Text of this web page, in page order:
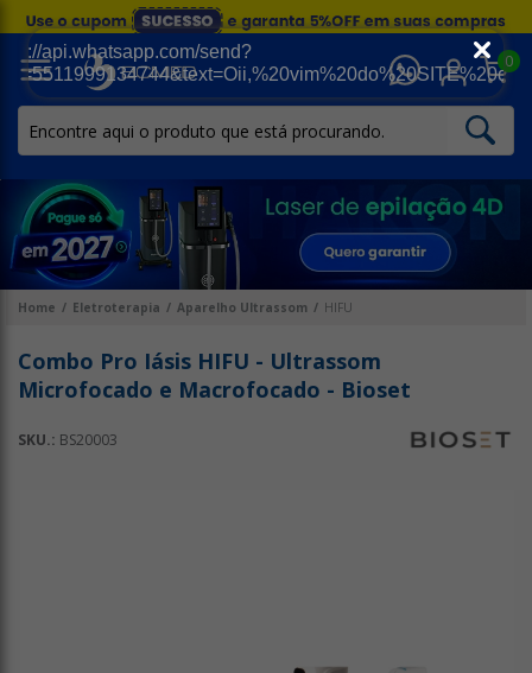
0
Home Eletroterapia Aparelho Ultrassom HIFU
Combo Pro Iásis HIFU - Ultrassom
Microfocado e Macrofocado - Bioset
SKU.: BS20003